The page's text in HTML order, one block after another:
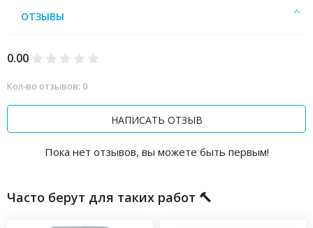
ОТЗЫВЫ
0.00
Кол-во отзывов: 0
НАПИСАТЬ ОТЗЫВ
Пока нет отзывов, вы можете быть первым!
Часто берут для таких работ 🔨